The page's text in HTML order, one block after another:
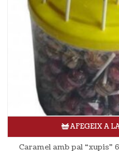
AFEGEIX A
Caramel amb pal “xupis”